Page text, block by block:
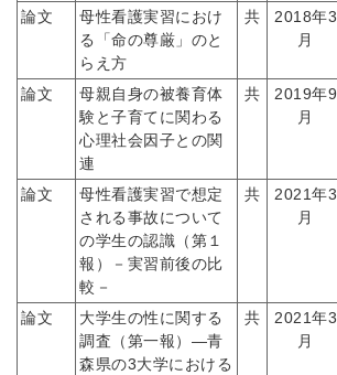
論文
母性看護実習におけ
る「命の尊厳」のと
らえ方
共
2018年3
月
論文
母親自身の被養育体
験と子育てに関わる
心理社会因子との関
連
共
2019年9
月
論文
母性看護実習で想定
される事故について
の学生の認識（第１
報）－実習前後の比
較－
共
2021年3
月
論文
大学生の性に関する
調査（第一報）―青
森県の3大学における
共
2021年3
月